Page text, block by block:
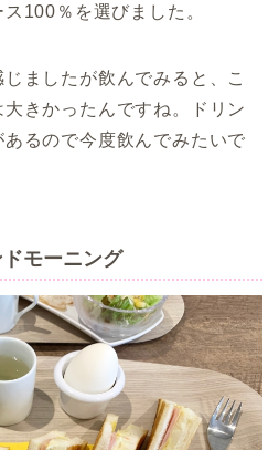
100％を選びました。
ましたが飲んでみると、こ
きかったんですね。ドリン
るので今度飲んでみたいで
モーニング